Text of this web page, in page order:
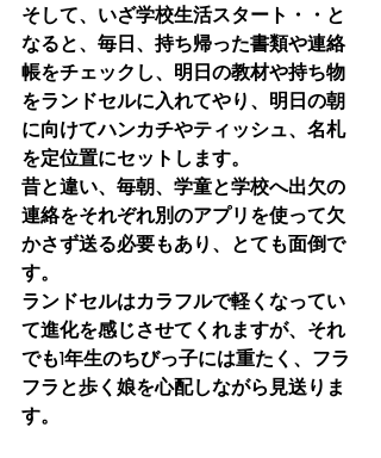
そして、いざ学校生活スタート・・と
なると、毎日、持ち帰った書類や連絡
帳をチェックし、明日の教材や持ち物
をランドセルに入れてやり、明日の朝
に向けてハンカチやティッシュ、名札
を定位置にセットします。
昔と違い、毎朝、学童と学校へ出欠の
連絡をそれぞれ別のアプリを使って欠
かさず送る必要もあり、とても面倒で
す。
ランドセルはカラフルで軽くなってい
て進化を感じさせてくれますが、それ
でも1年生のちびっ子には重たく、フラ
フラと歩く娘を心配しながら見送りま
す。